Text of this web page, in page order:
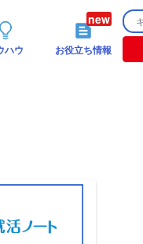
ハウ お役立ち情報